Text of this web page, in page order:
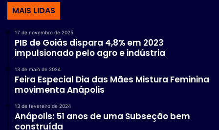
MAIS LIDAS
17 de novembro de 2025
PIB de Goiás dispara 4,8% em 2023
impulsionado pelo agro e indústria
13 de maio de 2024
Feira Especial Dia das Mães Mistura Feminina
movimenta Anápolis
13 de fevereiro de 2024
Anápolis: 51 anos de uma Subseção bem
construída